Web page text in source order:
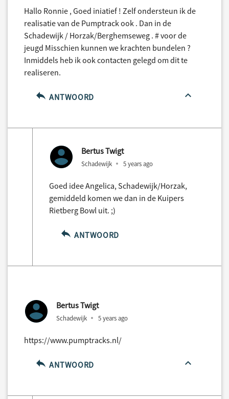
Hallo Ronnie , Goed iniatief ! Zelf ondersteun ik de
realisatie van de Pumptrack ook . Dan in de
Schadewijk / Horzak/Berghemseweg . # voor de
jeugd Misschien kunnen we krachten bundelen ?
Inmiddels heb ik ook contacten gelegd om dit te
realiseren.
ANTWOORD
Bertus Twigt
Schadewijk 5 years ago
Goed idee Angelica, Schadewijk/Horzak,
gemiddeld komen we dan in de Kuipers
Rietberg Bowl uit. ;)
ANTWOORD
Bertus Twigt
Schadewijk 5 years ago
https://www.pumptracks.nl/
ANTWOORD